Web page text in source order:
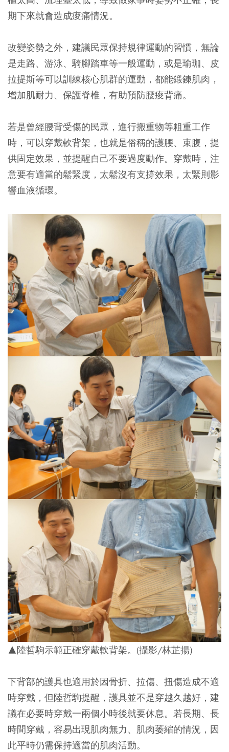
期下來就會造成痠痛情況。
改變姿勢之外，建議民眾保持規律運動的習慣，無論
是走路、游泳、騎腳踏車等一般運動，或是瑜珈、皮
拉提斯等可以訓練核心肌群的運動，都能鍛鍊肌肉，
增加肌耐力、保護脊椎，有助預防腰痠背痛。
若是曾經腰背受傷的民眾，進行搬重物等粗重工作
時，可以穿戴軟背架，也就是俗稱的護腰、束腹，提
供固定效果，並提醒自己不要過度動作。穿戴時，注
意要有適當的鬆緊度，太鬆沒有支撐效果，太緊則影
響血液循環。
▲陸哲駒示範正確穿戴軟背架。(攝影/林芷揚)
下背部的護具也適用於因骨折、拉傷、扭傷造成不適
時穿戴，但陸哲駒提醒，護具並不是穿越久越好，建
議在必要時穿戴一兩個小時後就要休息。若長期、長
時間穿戴，容易出現肌肉無力、肌肉萎縮的情況，因
此平時仍需保持適當的肌肉活動。